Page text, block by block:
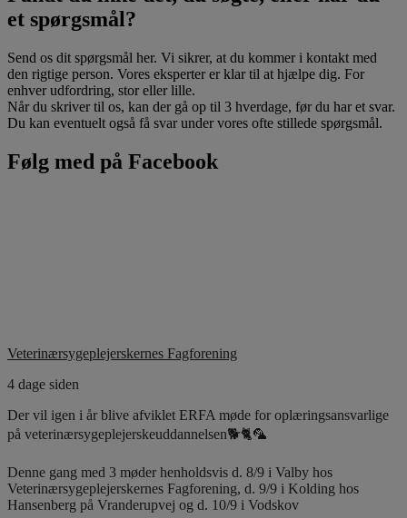
et spørgsmål?
Send os dit spørgsmål her. Vi sikrer, at du kommer i kontakt med
den rigtige person. Vores eksperter er klar til at hjælpe dig. For
enhver udfordring, stor eller lille.
Når du skriver til os, kan der gå op til 3 hverdage, før du har et svar.
Du kan eventuelt også få svar under vores ofte stillede spørgsmål.
Følg med på Facebook
Veterinærsygeplejerskernes Fagforening
4 dage siden
Der vil igen i år blive afviklet ERFA møde for oplæringsansvarlige
på veterinærsygeplejerskeuddannelsen🐕🐈🦜
Denne gang med 3 møder henholdsvis d. 8/9 i Valby hos
Veterinærsygeplejerskernes Fagforening, d. 9/9 i Kolding hos
Hansenberg på Vranderupvej og d. 10/9 i Vodskov